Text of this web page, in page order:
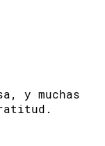
y muchas